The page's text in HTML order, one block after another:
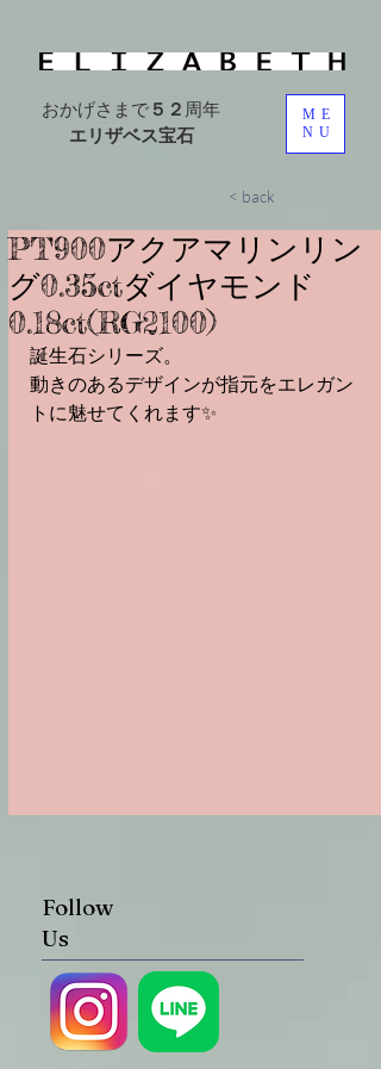
おかげさまで５２周年
エリザベス宝石
ME
NU
< back
PT900⁡アクアマリンリン
グ⁡⁡0.35ct⁡⁡ダイヤモンド
⁡⁡0.18ct⁡⁡(RG2100)⁡
誕生石シリーズ。⁡
⁡動きのあるデザインが指元をエレガン
トに魅せてくれます✨⁡
Follow
Us